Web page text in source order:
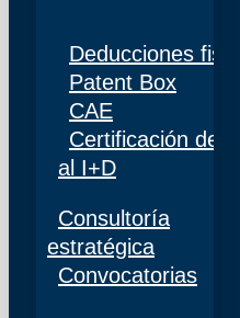
Deducciones
Patent Box
CAE
Certificación de
al I+D
Consultoría
estratégica
Convocatorias